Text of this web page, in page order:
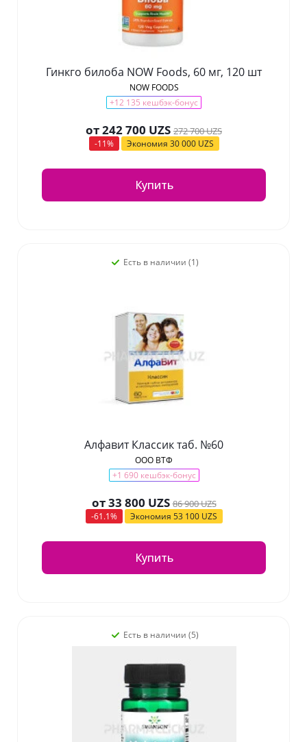
Гинкго билоба NOW Foods, 60 мг, 120 шт
NOW FOODS
+12 135 кешбэк-бонус
от242 700 UZS 272 700 UZS
-11% Экономия 30 000 UZS
Купить
Есть в наличии (1)
Алфавит Классик таб. №60
ООО ВТФ
+1 690 кешбэк-бонус
от33 800 UZS 86 900 UZS
-61.1% Экономия 53 100 UZS
Купить
Есть в наличии (5)